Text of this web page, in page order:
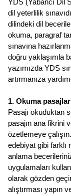
YDS (Yabancı Dil
dil yeterlilik
dilindeki dil
okuma, paragraf
sınavına
doğru yaklaşımla
yazımızda YDS
artırmanıza
1. Okuma
Pasajı okuduktan
pasajın ana fikrini
özetlemeye
edebiyat gibi farklı
anlama
uygulamaları
olarak gözden
alıştırması yapın